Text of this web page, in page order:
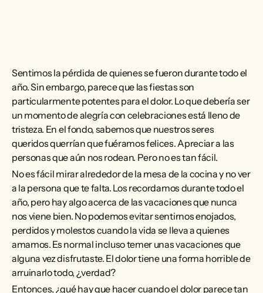
Sentimos la pérdida de quienes se fueron durante todo el
año. Sin embargo, parece que las fiestas son
particularmente potentes para el dolor. Lo que debería ser
un momento de alegría con celebraciones está lleno de
tristeza. En el fondo, sabemos que nuestros seres
queridos querrían que fuéramos felices. Apreciar a las
personas que aún nos rodean. Pero no es tan fácil.
No es fácil mirar alrededor de la mesa de la cocina y no ver
a la persona que te falta. Los recordamos durante todo el
año, pero hay algo acerca de las vacaciones que nunca
nos viene bien. No podemos evitar sentirnos enojados,
perdidos y molestos cuando la vida se lleva a quienes
amamos. Es normal incluso temer unas vacaciones que
alguna vez disfrutaste. El dolor tiene una forma horrible de
arruinarlo todo, ¿verdad?
Entonces, ¿qué hay que hacer cuando el dolor parece tan